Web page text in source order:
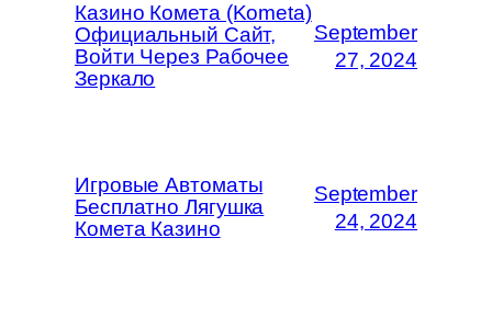
Казино Комета (Kometa)
Официальный Сайт,
Войти Через Рабочее
Зеркало
September
27, 2024
Игровые Автоматы
Бесплатно Лягушка
Комета Казино
September
24, 2024